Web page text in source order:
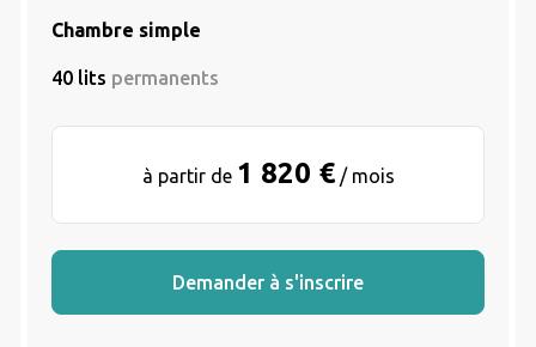
Chambre simple
40 lits permanents
à partir de 1 820 €/ mois
Demander à s'inscrire